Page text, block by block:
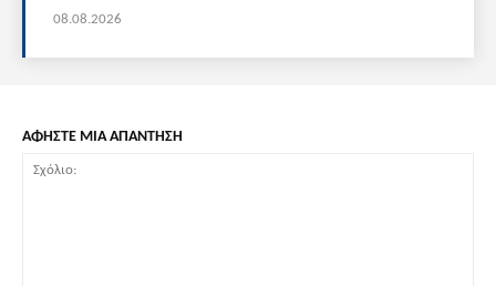
08.08.2026
ΑΦΗΣΤΕ ΜΙΑ ΑΠΑΝΤΗΣΗ